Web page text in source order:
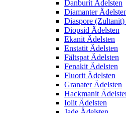
Danburit Ädelsten
Diamanter
Diaspore (Zultanit)
Diopsid Ädelsten
Ekanit Ädelsten
Enstatit Ädelsten
Fältspat Ädelsten
Fenakit Ädelsten
Fluorit Ädelsten
Granater Ädelsten
Hackmanit
Iolit Ädelsten